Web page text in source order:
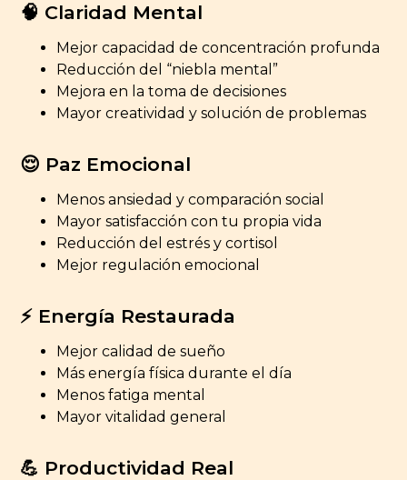
🧠 Claridad Mental
Mejor capacidad de concentración profunda
Reducción del “niebla mental”
Mejora en la toma de decisiones
Mayor creatividad y solución de problemas
😌 Paz Emocional
Menos ansiedad y comparación social
Mayor satisfacción con tu propia vida
Reducción del estrés y cortisol
Mejor regulación emocional
⚡ Energía Restaurada
Mejor calidad de sueño
Más energía física durante el día
Menos fatiga mental
Mayor vitalidad general
💪 Productividad Real